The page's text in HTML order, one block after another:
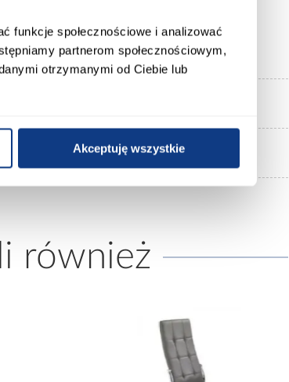
funkcje społecznościowe i analizować
partnerom społecznościowym,
otrzymanymi od Ciebie lub
Akceptuję wszystkie
2 mm
blacha czarna gatunek DC01
również